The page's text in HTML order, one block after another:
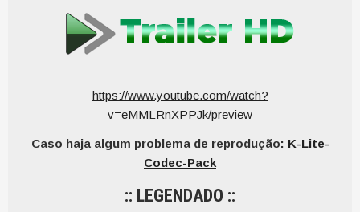
https://www.youtube.com/watch?
v=eMMLRnXPPJk/preview
Caso haja algum problema de reprodução: K-Lite-
Codec-Pack
:: LEGENDADO ::